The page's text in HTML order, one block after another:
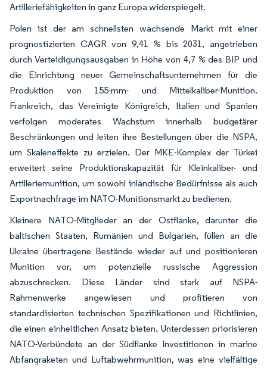
Artilleriefähigkeiten in ganz Europa widerspiegelt.
Polen ist der am schnellsten wachsende Markt mit einer
prognostizierten CAGR von 9,41 % bis 2031, angetrieben
durch Verteidigungsausgaben in Höhe von 4,7 % des BIP und
die Einrichtung neuer Gemeinschaftsunternehmen für die
Produktion von 155-mm- und Mittelkaliber-Munition.
Frankreich, das Vereinigte Königreich, Italien und Spanien
verfolgen moderates Wachstum innerhalb budgetärer
Beschränkungen und leiten ihre Bestellungen über die NSPA,
um Skaleneffekte zu erzielen. Der MKE-Komplex der Türkei
erweitert seine Produktionskapazität für Kleinkaliber- und
Artilleriemunition, um sowohl inländische Bedürfnisse als auch
Exportnachfrage im NATO-Munitionsmarkt zu bedienen.
Kleinere NATO-Mitglieder an der Ostflanke, darunter die
baltischen Staaten, Rumänien und Bulgarien, füllen an die
Ukraine übertragene Bestände wieder auf und positionieren
Munition vor, um potenzielle russische Aggression
abzuschrecken. Diese Länder sind stark auf NSPA-
Rahmenwerke angewiesen und profitieren von
standardisierten technischen Spezifikationen und Richtlinien,
die einen einheitlichen Ansatz bieten. Unterdessen priorisieren
NATO-Verbündete an der Südflanke Investitionen in marine
Abfangraketen und Luftabwehrmunition, was eine vielfältige